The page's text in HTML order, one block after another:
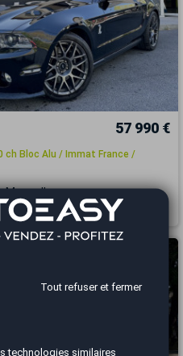
57 990 €
ch Bloc Alu / Immat France /
Manuelle
Tout refuser et fermer
technologies similaires